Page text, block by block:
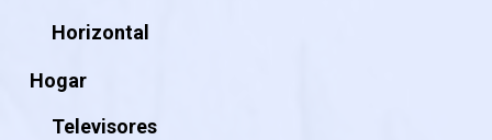
Horizontal
Hogar
Televisores